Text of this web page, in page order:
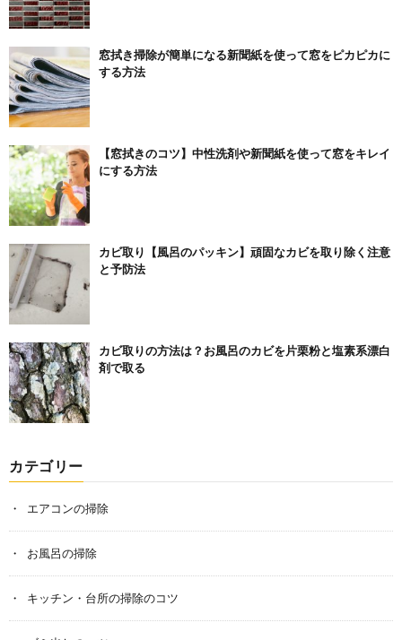
窓拭き掃除が簡単になる新聞紙を使って窓をピカピカに
する方法
【窓拭きのコツ】中性洗剤や新聞紙を使って窓をキレイ
にする方法
カビ取り【風呂のパッキン】頑固なカビを取り除く注意
と予防法
カビ取りの方法は？お風呂のカビを片栗粉と塩素系漂白
剤で取る
カテゴリー
エアコンの掃除
お風呂の掃除
キッチン・台所の掃除のコツ